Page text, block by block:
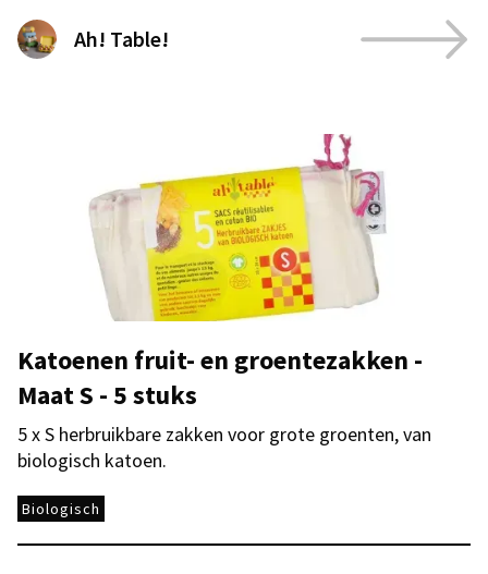
Ah! Table!
Katoenen fruit- en groentezakken -
Maat S - 5 stuks
5 x S herbruikbare zakken voor grote groenten, van
biologisch katoen.
Biologisch